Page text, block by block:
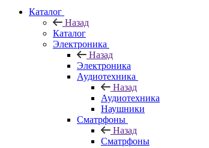
Каталог
Назад
Каталог
Электроника
Назад
Электроника
Аудиотехника
Назад
Аудиотехника
Наушники
Сматрфоны
Назад
Сматрфоны